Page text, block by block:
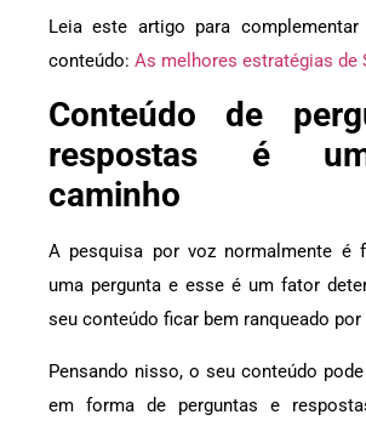
Leia este artigo para
conteúdo: As melhores estratégias de
Conteúdo de
respostas é
caminho
A pesquisa por voz normalmente é
uma pergunta e esse é um fator
seu conteúdo ficar bem ranqueado por
Pensando nisso, o seu conteúdo
em forma de perguntas e